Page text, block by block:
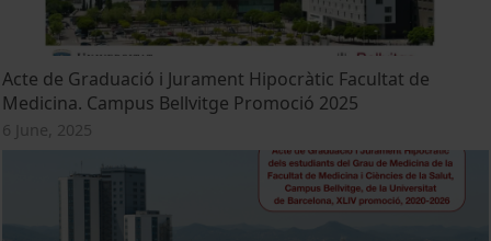
Acte de Graduació i Jurament Hipocràtic Facultat de
Medicina. Campus Bellvitge Promoció 2025
6 June, 2025